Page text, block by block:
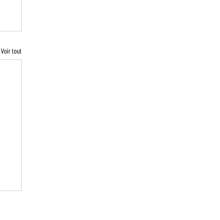
Voir tout